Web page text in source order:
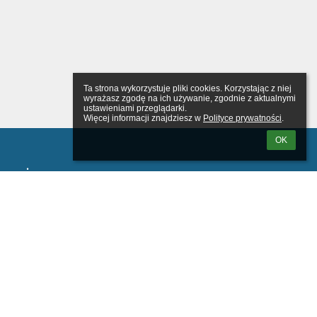
Ta strona wykorzystuje pliki cookies. Korzystając z niej
wyrażasz zgodę na ich używanie, zgodnie z aktualnymi
ustawieniami przeglądarki.
Więcej informacji znajdziesz w Polityce prywatności.
OK